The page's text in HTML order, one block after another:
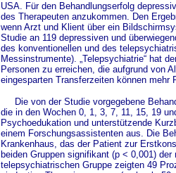
USA. Für den Behandlungserfolg
des Therapeuten anzukommen. Den
wenn Arzt und Klient über ein
Studie an 119 depressiven und
des konventionellen und des
Messinstrumente). „Telepsychiatrie“ hat
Personen zu erreichen, die aufgrund von
eingesparten Transferzeiten können mehr
Die von der Studie vorgegebene
die in den Wochen 0, 1, 3, 7, 11, 15, 19
Psychoedukation und unterstützende
einem Forschungsassistenten aus. Die
Krankenhaus, das der Patient zur
beiden Gruppen signifikant (p < 0,001)
telepsychiatrischen Gruppe zeigten 49